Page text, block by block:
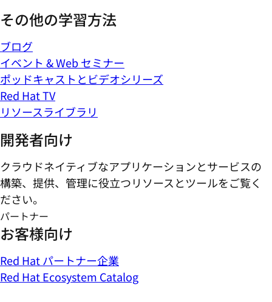
その他の学習方法
ブログ
イベント & Web セミナー
ポッドキャストとビデオシリーズ
Red Hat TV
リソースライブラリ
開発者向け
クラウドネイティブなアプリケーションとサービスの
構築、提供、管理に役立つリソースとツールをご覧く
ださい。
パートナー
お客様向け
Red Hat パートナー企業
Red Hat Ecosystem Catalog